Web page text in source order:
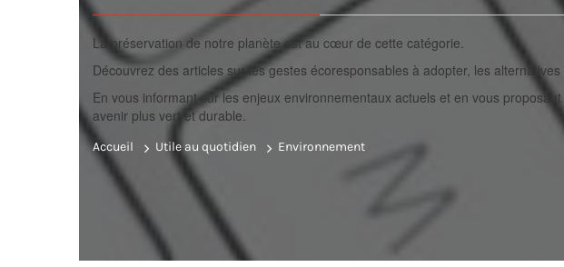
La préservation de notre planète est au cœur de cette catégorie.
Découvrez des articles sur les gestes écoresponsables à adopter, les
En vous informant sur les enjeux environnementaux actuels et en vous
avenir plus vert et durable.
Accueil Utile au quotidien Environnement